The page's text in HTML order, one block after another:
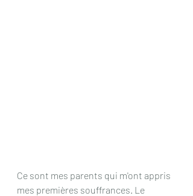
Ce sont mes parents qui m'ont appris
mes premières souffrances. Le